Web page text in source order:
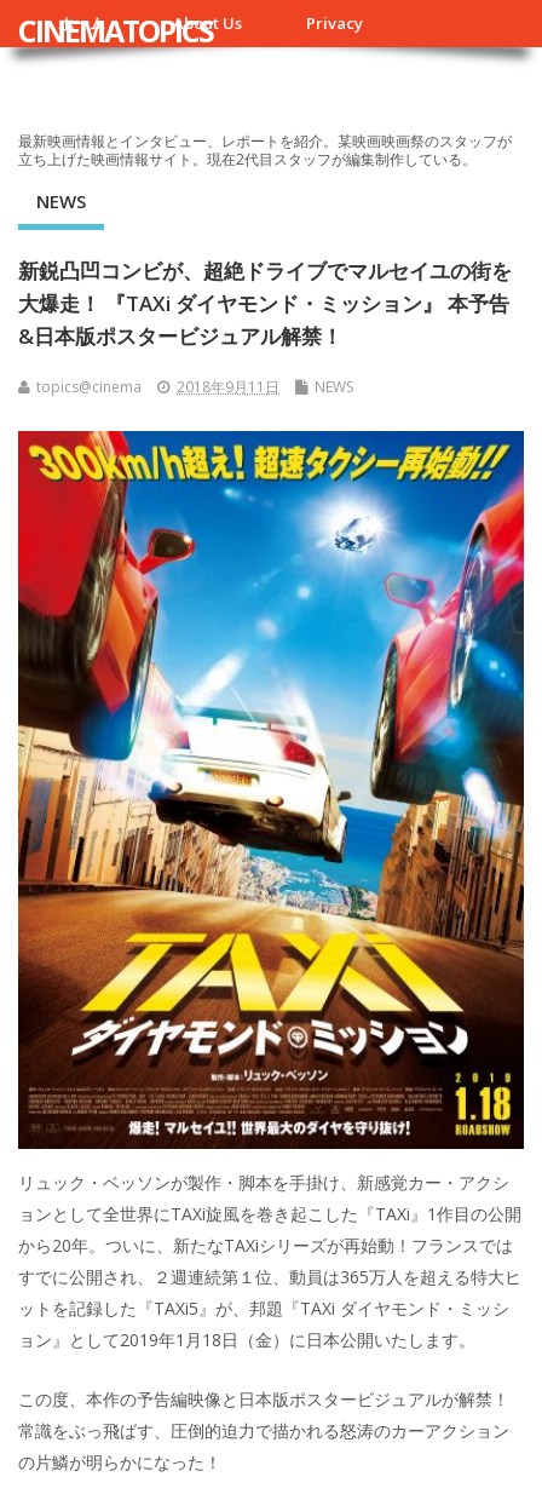
ホーム About Us Privacy
CINEMATOPICS
最新映画情報とインタビュー、レポートを紹介。某映画映画祭のスタッフが
立ち上げた映画情報サイト。現在2代目スタッフが編集制作している。
NEWS
新鋭凸凹コンビが、超絶ドライブでマルセイユの街を
大爆走！ 『TAXi ダイヤモンド・ミッション』 本予告
&日本版ポスタービジュアル解禁！
topics@cinema 2018年9月11日 NEWS
リュック・ベッソンが製作・脚本を手掛け、新感覚カー・アクシ
ョンとして全世界にTAXi旋風を巻き起こした『TAXi』1作目の公開
から20年。ついに、新たなTAXiシリーズが再始動！フランスでは
すでに公開され、２週連続第１位、動員は365万人を超える特大ヒ
ットを記録した『TAXi5』が、邦題『TAXi ダイヤモンド・ミッシ
ョン』として2019年1月18日（金）に日本公開いたします。
この度、本作の予告編映像と日本版ポスタービジュアルが解禁！
常識をぶっ飛ばす、圧倒的迫力で描かれる怒涛のカーアクション
の片鱗が明らかになった！